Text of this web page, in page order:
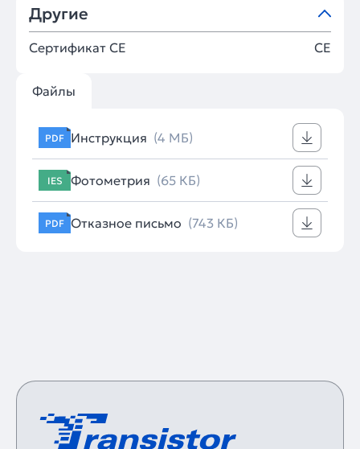
Другие
Сертификат CE CE
Файлы
PDF Инструкция (4 МБ)
IES Фотометрия (65 КБ)
PDF Отказное письмо (743 КБ)